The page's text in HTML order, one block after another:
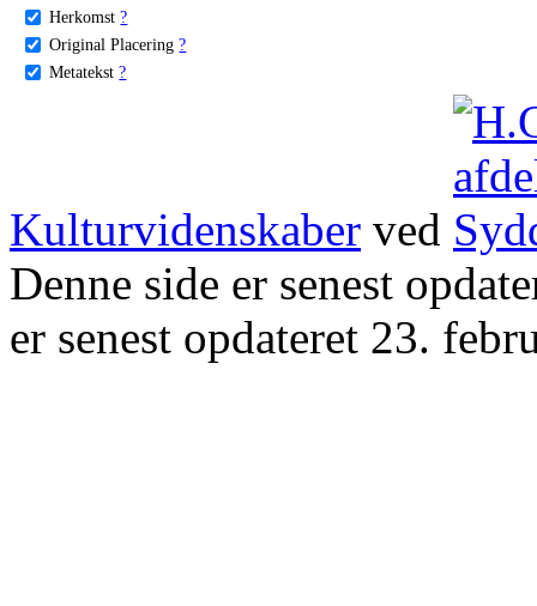
Herkomst ?
Original Placering ?
Metatekst ?
Kulturvidenskaber ved
Denne side er senest
er senest opdateret 23.